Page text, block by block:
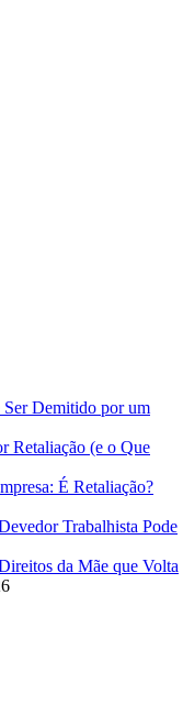
Demitido por um
Retaliação (e o Que
É Retaliação?
Trabalhista Pode
da Mãe que Volta